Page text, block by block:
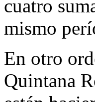
cuatro
mismo
En otro
Quintana